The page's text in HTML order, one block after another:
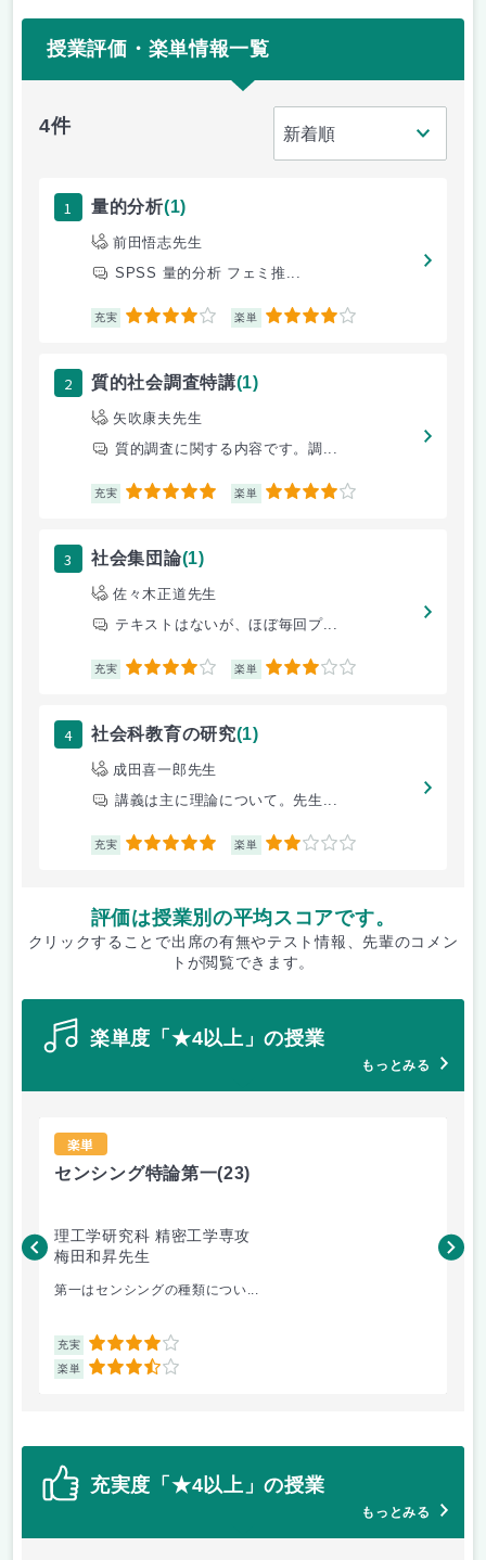
授業評価・楽単情報一覧
4件
1 量的分析(1)
前田悟志先生
SPSS 量的分析 フェミ推...
充実 4 楽単 4
2 質的社会調査特講(1)
矢吹康夫先生
質的調査に関する内容です。調...
充実 5 楽単 4
3 社会集団論(1)
佐々木正道先生
テキストはないが、ほぼ毎回プ...
充実 4 楽単 3
4 社会科教育の研究(1)
成田喜一郎先生
講義は主に理論について。先生...
充実 5 楽単 2
評価は授業別の平均スコアです。
クリックすることで出席の有無やテスト情報、先輩のコメン
トが閲覧できます。
楽単度「★4以上」の授業
もっとみる
楽単
センシング特論第一(23)
理工学研究科 精密工学専攻
梅田和昇先生
第一はセンシングの種類につい...
充実 4
楽単 3.5
篠
充実度「★4以上」の授業
もっとみる